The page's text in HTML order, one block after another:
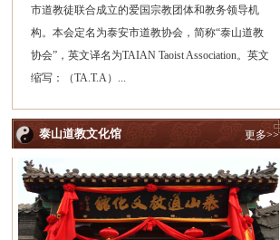
市道教徒联合成立的爱国宗教团体和教务领导机
构。本会定名为泰安市道教协会，简称“泰山道教
协会”，英文译名为TAIAN Taoist Association。英文
缩写：（TA.T.A）...
泰山道教文化馆 更多>>